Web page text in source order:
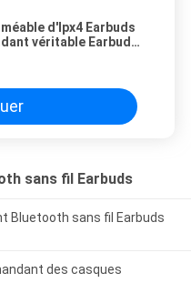
d'Ipx4 Earbuds
véritable Earbuds
sans fil Earbuds
Bluetooth sans fil Earbuds
des casques